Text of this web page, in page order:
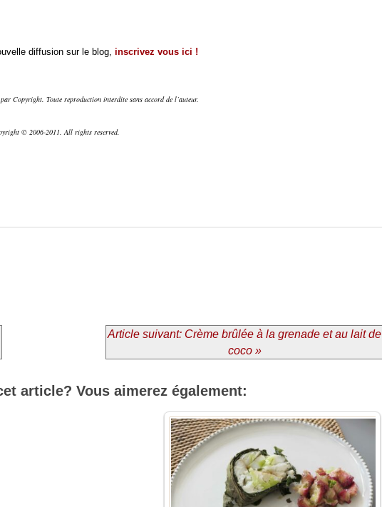
diffusion sur le blog, inscrivez vous ici !
Copyright. Toute reproduction interdite sans accord de l’auteur.
© 2006-2011. All rights reserved.
Article suivant: Crème brûlée à la grenade et au lait de
coco »
article? Vous aimerez également: